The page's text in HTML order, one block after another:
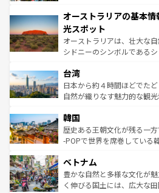
部のニューオーリンズでは
文化が魅力。旅行者はアメリ
しみながら、その多様性と
るだろう。車でのロードトリ
情報は
ワイ島は見逃せない。また
島だが、静かな自然を求める
おすすめ。エメラルドグリ
文化や歴史が息づいている
人々、おいしいローカルフー
ク、伝統的なフラダンスな
っている。訪れるたびに新
はコンテンツ一覧
オーストラリアの基本
光スポット
オーストラリアは、壮大な
シドニーのシンボルである
リアリーフや大陸中央部にそ
ク）、タスマニアの美しい
ど、見どころがたくさん。
いる。アクティビティも充実
ビング、ハイキングなど、
い。オーストラリアの多彩
参照してほしい。
台湾
日本から約４時間ほどでた
自然が織りなす魅力的な観
ン）、静ひつな山岳地帯であ
と山間の静けさが共存して
驚きをもたらしてくれる。
容にもいいと評判のスイーツ
が味わえる。 なお、新
照してほしい。
韓国
歴史ある王朝文化が残る一
-POPで世界を席巻している
き、地方に足を延ばせば四季
できる。そして、キムチや
まで、さまざまな韓国料理
ベトナム
豊かな自然と多様な文化が
く伸びる国土には、広大な